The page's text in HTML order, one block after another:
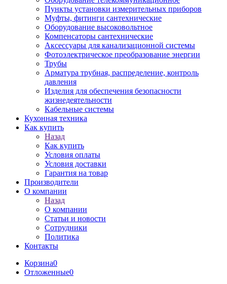
Пункты установки измерительных приборов
Муфты, фитинги сантехнические
Оборудование высоковольтное
Компенсаторы сантехнические
Аксессуары для канализационной системы
Фотоэлектрическое преобразование энергии
Трубы
Арматура трубная, распределение, контроль
давления
Изделия для обеспечения безопасности
жизнедеятельности
Кабельные системы
Кухонная техника
Как купить
Назад
Как купить
Условия оплаты
Условия доставки
Гарантия на товар
Производители
О компании
Назад
О компании
Статьи и новости
Сотрудники
Политика
Контакты
Корзина0
Отложенные0